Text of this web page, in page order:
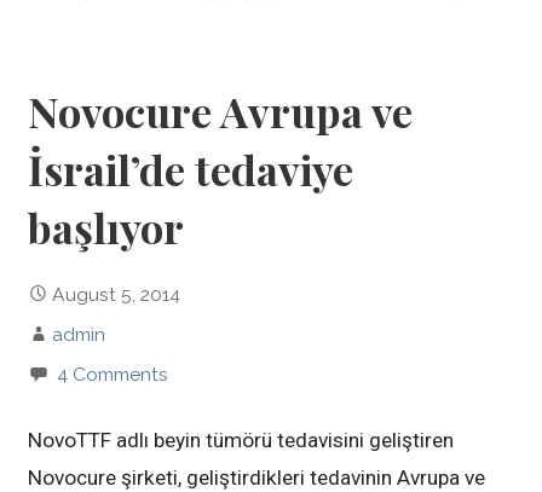
Novocure Avrupa ve
İsrail’de tedaviye
başlıyor
August 5, 2014
admin
4 Comments
NovoTTF adlı beyin tümörü tedavisini geliştiren
Novocure şirketi, geliştirdikleri tedavinin Avrupa ve